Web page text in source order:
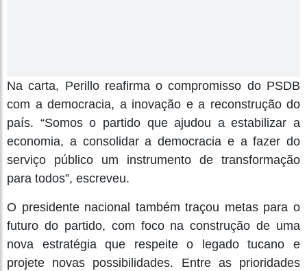
Na carta, Perillo reafirma o compromisso do PSDB
com a democracia, a inovação e a reconstrução do
país. “Somos o partido que ajudou a estabilizar a
economia, a consolidar a democracia e a fazer do
serviço público um instrumento de transformação
para todos”, escreveu.
O presidente nacional também traçou metas para o
futuro do partido, com foco na construção de uma
nova estratégia que respeite o legado tucano e
projete novas possibilidades. Entre as prioridades